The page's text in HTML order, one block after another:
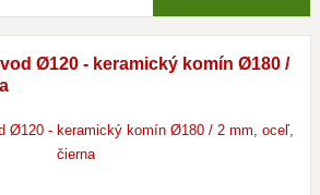
Ø120 - keramický komín Ø180 /